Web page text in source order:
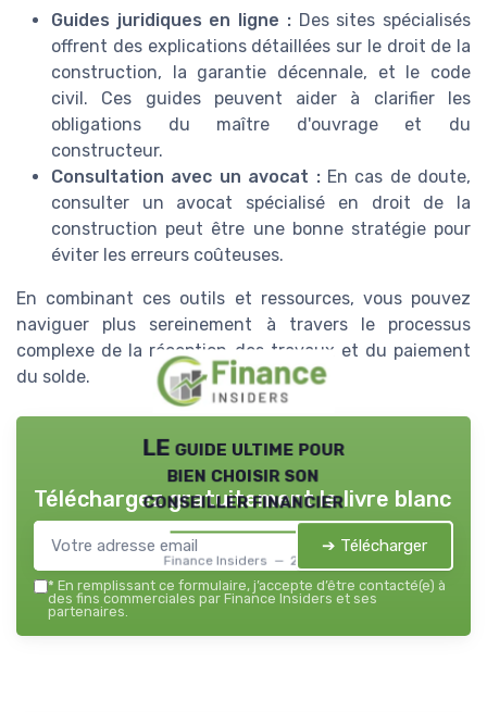
Guides juridiques en ligne :Des sites spécialisés
offrent des explications détaillées sur le droit de la
construction, la garantie décennale, et le code
civil. Ces guides peuvent aider à clarifier les
obligations du maître d'ouvrage et du
constructeur.
Consultation avec un avocat :En cas de doute,
consulter un avocat spécialisé en droit de la
construction peut être une bonne stratégie pour
éviter les erreurs coûteuses.
En combinant ces outils et ressources, vous pouvez
naviguer plus sereinement à travers le processus
complexe de la réception des travaux et du paiement
du solde.
LE guide ultime pour
bien choisir son
conseiller financier
Finance Insiders — 2026
Téléchargez gratuitement le livre blanc
➔ Télécharger
* En remplissant ce formulaire, j’accepte d’être contacté(e) à
des fins commerciales par Finance Insiders et ses
partenaires.